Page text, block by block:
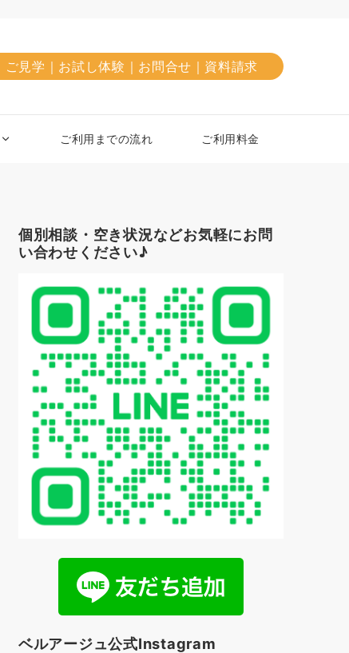
ご見学｜お試し体験｜お問合せ｜資料請求
ご利用までの流れ ご利用料金
個別相談・空き状況などお気軽にお問
い合わせください♪
ベルアージュ公式Instagram